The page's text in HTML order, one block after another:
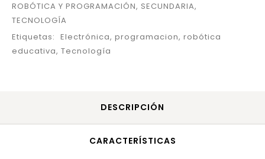
ROBÓTICA Y PROGRAMACIÓN, SECUNDARIA,
TECNOLOGÍA
Etiquetas: Electrónica, programacion, robótica
educativa, Tecnología
DESCRIPCIÓN
CARACTERÍSTICAS